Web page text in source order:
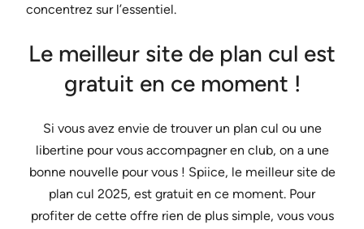
concentrez sur l’essentiel.
Le meilleur site de plan cul est
gratuit en ce moment !
Si vous avez envie de trouver un plan cul ou une
libertine pour vous accompagner en club, on a une
bonne nouvelle pour vous ! Spiice, le meilleur site de
plan cul 2025, est gratuit en ce moment. Pour
profiter de cette offre rien de plus simple, vous vous